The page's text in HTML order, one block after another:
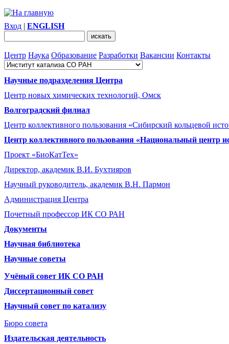
Вход | ENGLISH
Центр Наука Образование Разработки Вакансии Контакты
Научные подразделения Центра
Центр новых химических технологий, Омск
Волгоградский филиал
Центр коллективного пользования «Сибирский кольцевой
Центр коллективного пользования «Национальный центр
Проект «БиоКатТех»
Директор, академик В.И. Бухтияров
Научный руководитель, академик В.Н. Пармон
Администрация Центра
Почетный профессор ИК СО РАН
Документы
Научная библиотека
Научные советы
Учёный совет ИК СО РАН
Диссертационный совет
Научный совет по катализу
Бюро совета
Издательская деятельность